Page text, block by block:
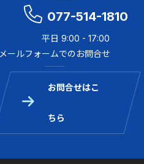
077-514-1810
平日 9:00 - 17:00
メールフォームでのお問合せ
お問合せはこ
ちら